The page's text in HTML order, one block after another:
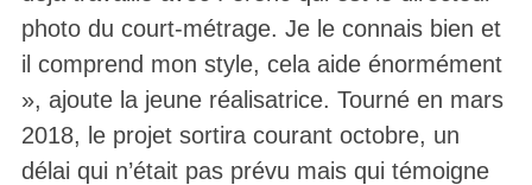
photo du court-métrage. Je le connais bien et
il comprend mon style, cela aide énormément
», ajoute la jeune réalisatrice. Tourné en mars
2018, le projet sortira courant octobre, un
délai qui n’était pas prévu mais qui témoigne